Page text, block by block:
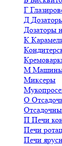
Г
Д
Дозаторы
К
М Машины
Миксеры
О
П Печи
Печи
Печи